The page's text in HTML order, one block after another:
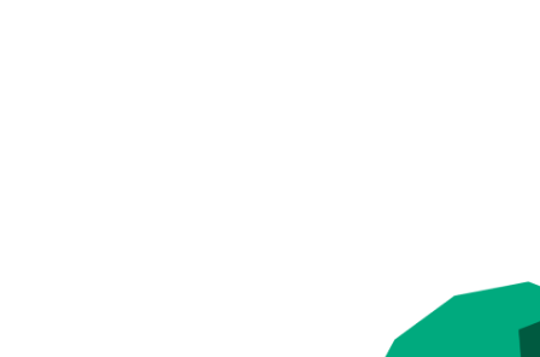
dit
Bedankt!